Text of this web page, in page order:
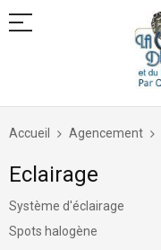
Allez
contenu
Accueil Agencement
Eclairage
Système d'éclairage
Spots halogène